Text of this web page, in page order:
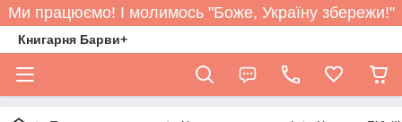
Ми працюємо! І молимось "Боже, Україну збережи!"
Книгарня Барви+